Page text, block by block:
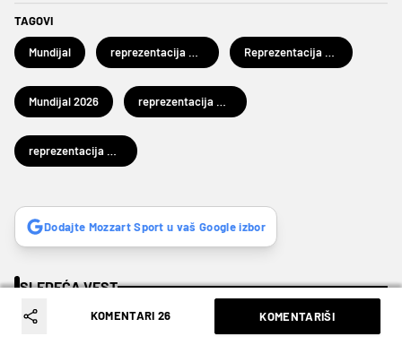
TAGOVI
Mundijal reprezentacija Engleske Reprezentacija Brazila
Mundijal 2026 reprezentacija Meksika
reprezentacija Norveške
Dodajte Mozzart Sport u vaš Google izbor
SLEDEĆA VEST
KOMENTARI 26 KOMENTARIŠI